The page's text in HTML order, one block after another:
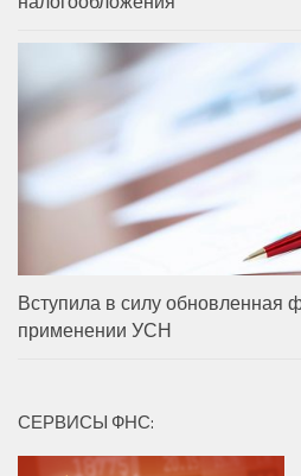
Вступила в силу обновленная
применении УСН
СЕРВИСЫ ФНС: